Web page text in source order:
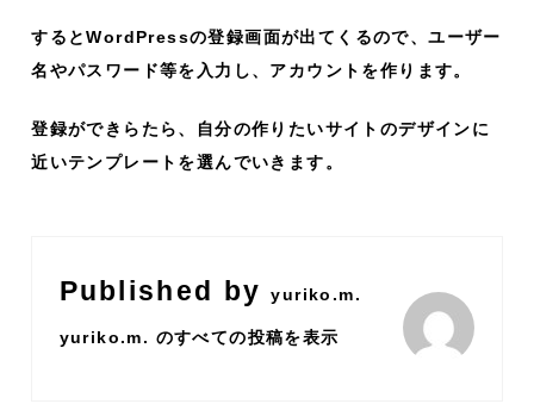
するとWordPressの登録画面が出てくるので、ユーザー
名やパスワード等を入力し、アカウントを作ります。
登録ができらたら、自分の作りたいサイトのデザインに
近いテンプレートを選んでいきます。
Published byyuriko.m.
yuriko.m. のすべての投稿を表示